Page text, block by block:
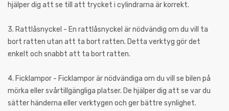
hjälper dig att se till att trycket i cylindrarna är korrekt.
3. Rattlåsnyckel - En rattlåsnyckel är nödvändig om du vill ta
bort ratten utan att ta bort ratten. Detta verktyg gör det
enkelt och snabbt att ta bort ratten.
4. Ficklampor - Ficklampor är nödvändiga om du vill se bilen på
mörka eller svårtillgängliga platser. De hjälper dig att se var du
sätter händerna eller verktygen och ger bättre synlighet.